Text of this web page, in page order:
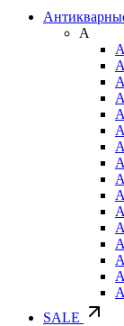
А
SALE